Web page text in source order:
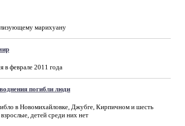
марихуану
в феврале 2011 года
погибли люди
в Новомихайловке, Джубге, Кирпичном и шесть
детей среди них нет